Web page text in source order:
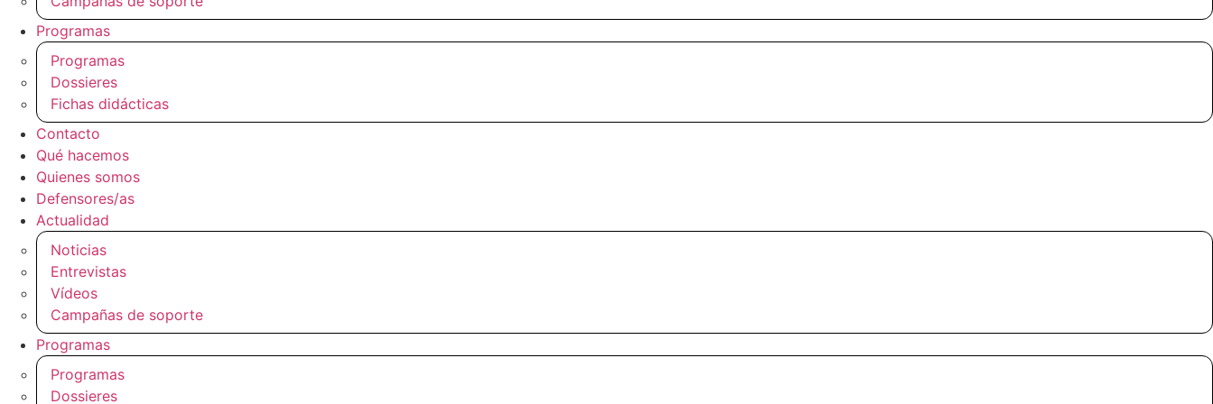
Programas
Programas
Dossieres
Fichas didácticas
Contacto
Qué hacemos
Quienes somos
Defensores/as
Actualidad
Noticias
Entrevistas
Vídeos
Campañas de soporte
Programas
Programas
Dossieres